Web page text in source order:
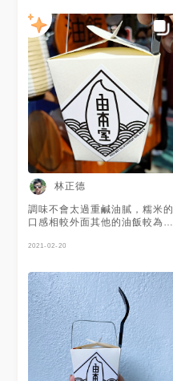
供美照🧡
林正德
調味不會太過重鹹油膩，糯米的
口感相較外面其他的油飯較為鬆
後看了一下盒子底部，沒有變成
作的時候油量也是抓得很好呢￼
2021-02-20